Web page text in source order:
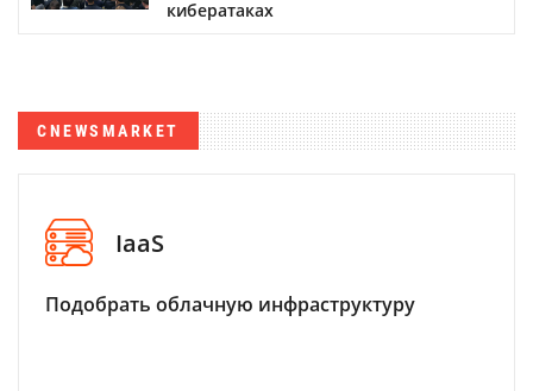
кибератаках
CNEWSMARKET
IaaS
Подобрать облачную инфраструктуру